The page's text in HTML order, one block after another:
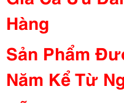
Hàng
Sản Phẩm
Năm Kể Từ